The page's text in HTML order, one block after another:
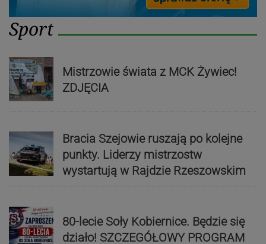
Sport
Mistrzowie świata z MCK Żywiec!
ZDJĘCIA
Bracia Szejowie ruszają po kolejne
punkty. Liderzy mistrzostw
wystartują w Rajdzie Rzeszowskim
80-lecie Soły Kobiernice. Będzie się
działo! SZCZEGÓŁOWY PROGRAM